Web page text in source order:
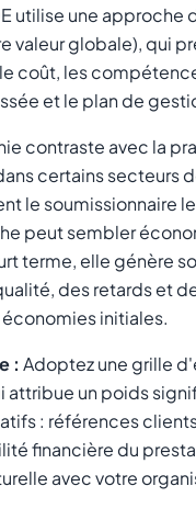
utilise une approche
valeur globale), qui
coût, les
et le plan de
contraste avec la
certains secteurs
le soumissionnaire
peut sembler
terme, elle génère
des retards et
initiales.
: Adoptez une grille
attribue un poids
: références
financière du
avec votre